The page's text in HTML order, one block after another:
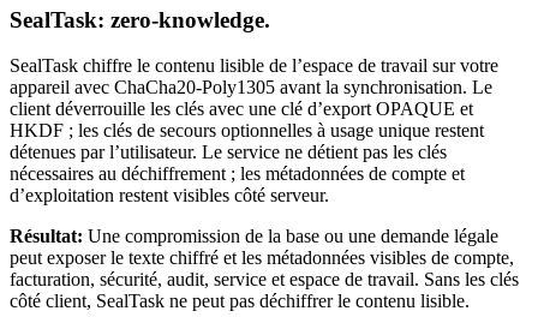
SealTask: zero-knowledge.
SealTask chiffre le contenu lisible de l’espace de travail sur votre
appareil avec ChaCha20-Poly1305 avant la synchronisation. Le
client déverrouille les clés avec une clé d’export OPAQUE et
HKDF ; les clés de secours optionnelles à usage unique restent
détenues par l’utilisateur. Le service ne détient pas les clés
nécessaires au déchiffrement ; les métadonnées de compte et
d’exploitation restent visibles côté serveur.
Résultat: Une compromission de la base ou une demande légale
peut exposer le texte chiffré et les métadonnées visibles de compte,
facturation, sécurité, audit, service et espace de travail. Sans les clés
côté client, SealTask ne peut pas déchiffrer le contenu lisible.